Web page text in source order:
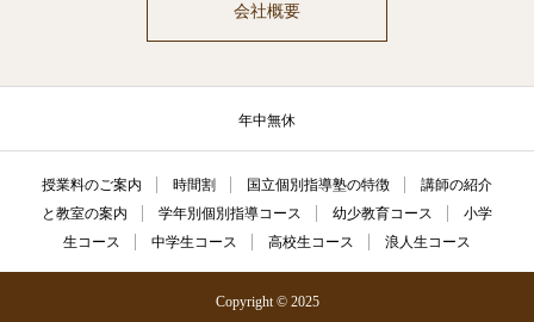
会社概要
年中無休
授業料のご案内 時間割 国立個別指導塾の特徴
講師の紹介
と教室の案内
学年別個別指導コース 幼少教育コース
小学
生コース
中学生コース 高校生コース 浪人生コース
Copyright © 2025